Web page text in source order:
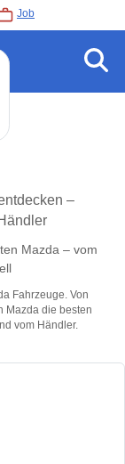
Job
–
Mazda – vom
Fahrzeuge. Von
Mazda die besten
vom Händler.